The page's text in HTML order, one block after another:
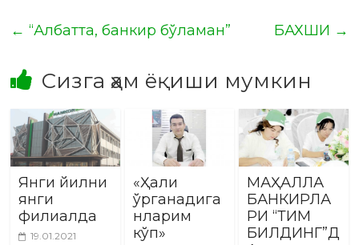
← “Албатта, банкир бўламан” БАХШИ →
Сизга ҳам ёқиши мумкин
Янги йилни
янги
филиалда
19.01.2021
«Ҳали
ўрганадига
нларим
кўп»
МАҲАЛЛА
БАНКИРЛА
РИ “ТИМ
БИЛДИНГ”Д